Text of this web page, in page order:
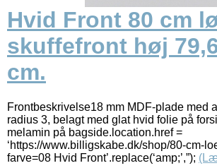
Hvid Front 80 cm
skuffefront høj
cm.
Frontbeskrivelse18 mm MDF-plade med
radius 3, belagt med glat hvid folie på
melamin på bagside.location.href =
‘https://www.billigskabe.dk/shop/80-cm-
farve=08 Hvid Front’.replace(‘amp;’,”);